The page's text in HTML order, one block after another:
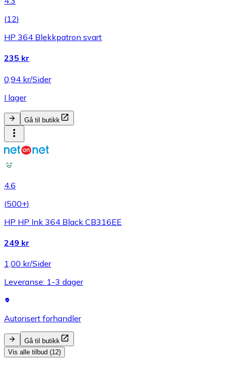
(12)
HP 364 Blekkpatron svart
235 kr
0,94 kr/Sider
I lager
Gå til butikk
4.6
(500+)
HP HP Ink 364 Black CB316EE
249 kr
1,00 kr/Sider
Leveranse: 1-3 dager
Autorisert forhandler
Gå til butikk
Vis alle tilbud (12)